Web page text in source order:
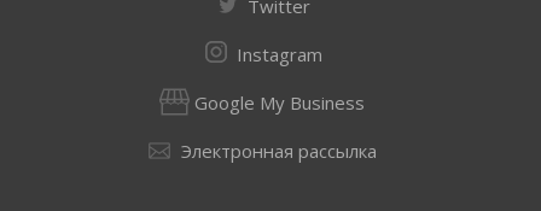
Twitter
Instagram
Google My Business
Электронная рассылка